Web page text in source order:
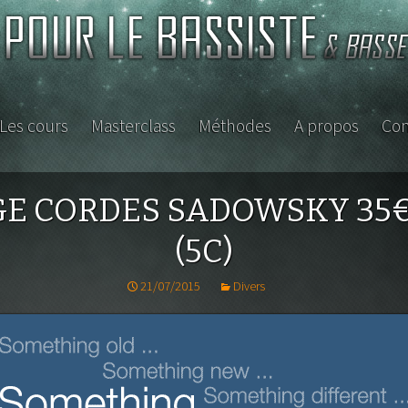
Les cours Masterclass Méthodes A propos
CORDES SADOWSKY
(5C)
21/07/2015 Divers